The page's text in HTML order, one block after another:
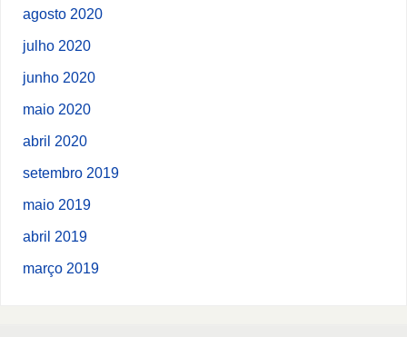
agosto 2020
julho 2020
junho 2020
maio 2020
abril 2020
setembro 2019
maio 2019
abril 2019
março 2019